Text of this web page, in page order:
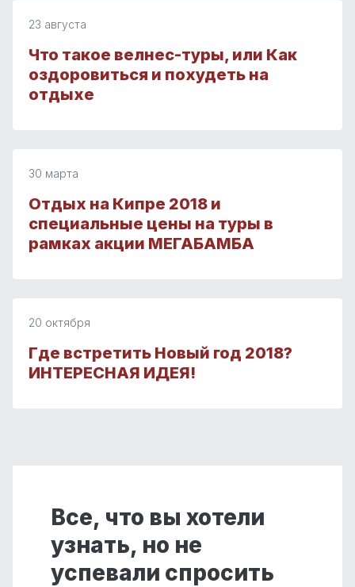
23 августа
Что такое велнес-туры, или Как
оздоровиться и похудеть на
отдыхе
30 марта
Отдых на Кипре 2018 и
специальные цены на туры в
рамках акции МЕГАБАМБА
20 октября
Где встретить Новый год 2018?
ИНТЕРЕСНАЯ ИДЕЯ!
Все, что вы хотели
узнать, но не
успевали спросить